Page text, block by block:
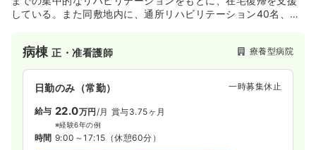
している。また同敷地内に、通所リハビリテーション40名、有
病棟正・准看護師 療養型病院
日勤のみ（常勤） 一時募集休止
給与 22.0万円 /月 賞与3.75ヶ月
※経験6年の例
時間 9:00～17:15 （休憩60分）